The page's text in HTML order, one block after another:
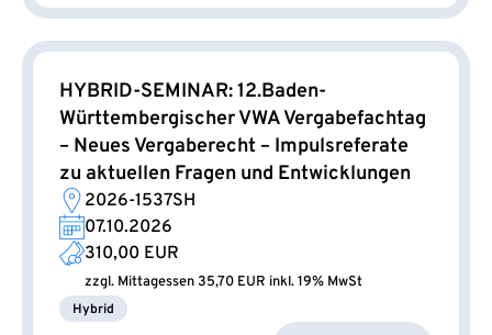
HYBRID-SEMINAR: 12.Baden-
Württembergischer VWA Vergabefachtag
– Neues Vergaberecht – Impulsreferate
zu aktuellen Fragen und Entwicklungen
2026-1537SH
07.10.2026
310,00 EUR
zzgl. Mittagessen 35,70 EUR inkl. 19% MwSt
Hybrid